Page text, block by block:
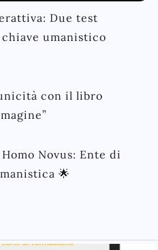
Due test
umanistico
con il libro
Novus: Ente di
🌟